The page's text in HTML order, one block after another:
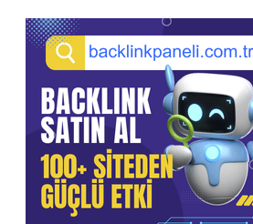
Sidebar